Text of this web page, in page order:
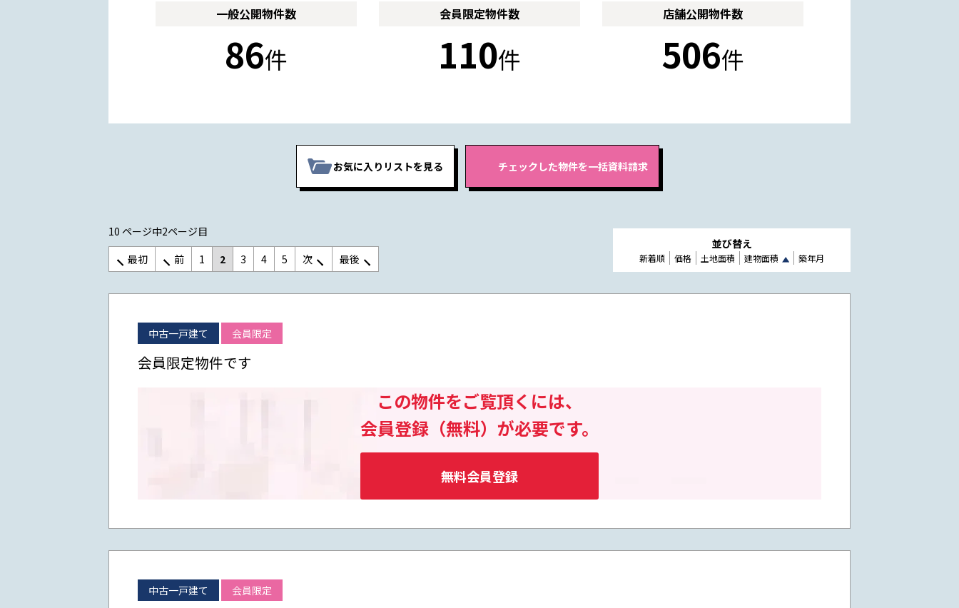
一般公開物件数
86件
会員限定物件数
110件
店舗公開物件数
506件
お気に入りリストを見る
10 ページ中2ページ目
最初
前 1 2 3 4 5 次 最後
並び替え
新着順 価格 土地面積 建物面積 築年月
中古一戸建て 会員限定
会員限定物件です
この物件をご覧頂くには、
会員登録（無料）が必要です。
無料会員登録
中古一戸建て 会員限定